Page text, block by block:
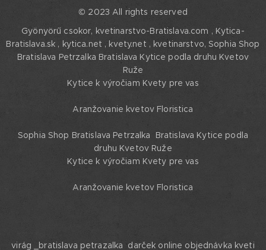
© 2023 All rights reserved
Gyönyörű csokor, kvetinarstvo-Bratislava.com , Kytica-
Bratislava.sk , kytica.net , kvety.net , kvetinarstvo,Sophia Shop
Bratislava Petrzalka Bratislava Kytice podla druhu Kvetov
Ruže
Kytice k výročiam Kvety pre vas
Aranžovanie kvetov Floristica
Sophia Shop Bratislava Petrzalka Bratislava Kytice podla
druhu Kvetov Ruže
Kytice k výročiam Kvety pre vas
Aranžovanie kvetov Floristica
virág _bratislava petrazalka darček online objednávka kveti